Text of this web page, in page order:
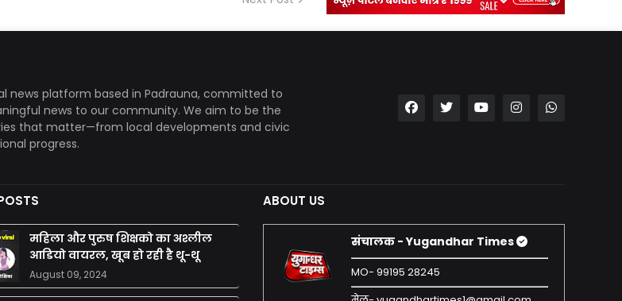
news platform based in Padrauna, committed to
news to our community. We aim to be the
that matter—from local developments and civic
progress.
महिला और पुरुष शिक्षको का अश्लील
आडियो वायरल, खूब हो रही है थू-थू
August 09, 2024
ABOUT US
संचालक - Yugandhar Times
MO- 99195 28245